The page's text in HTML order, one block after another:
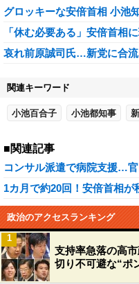
グロッキーな安倍首相 小池
「休む必要ある」安倍首相
哀れ前原誠司氏…新党に合
関連キーワード
小池百合子 小池都知事
■関連記事
コンサル派遣で病院支援…
1カ月で約20回！安倍首相
政治のアクセスランキング
支持率急落の高
切り不可避な“ポ
1